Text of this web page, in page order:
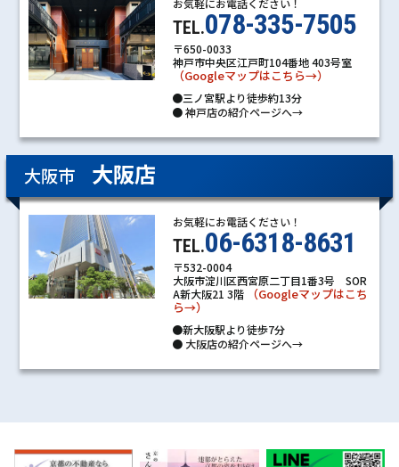
TEL.078-335-7505
〒650-0033
神戸市中央区江戸町104番地 403号室
（Googleマップはこちら→）
●三ノ宮駅より徒歩約13分
●神戸店の紹介ページへ→
大阪市 大阪店
お気軽にお電話ください！
TEL.06-6318-8631
〒532-0004
大阪市淀川区西宮原二丁目1番3号 SOR
A新大阪21 3階
（Googleマップはこち
ら→）
●新大阪駅より徒歩7分
●大阪店の紹介ページへ→